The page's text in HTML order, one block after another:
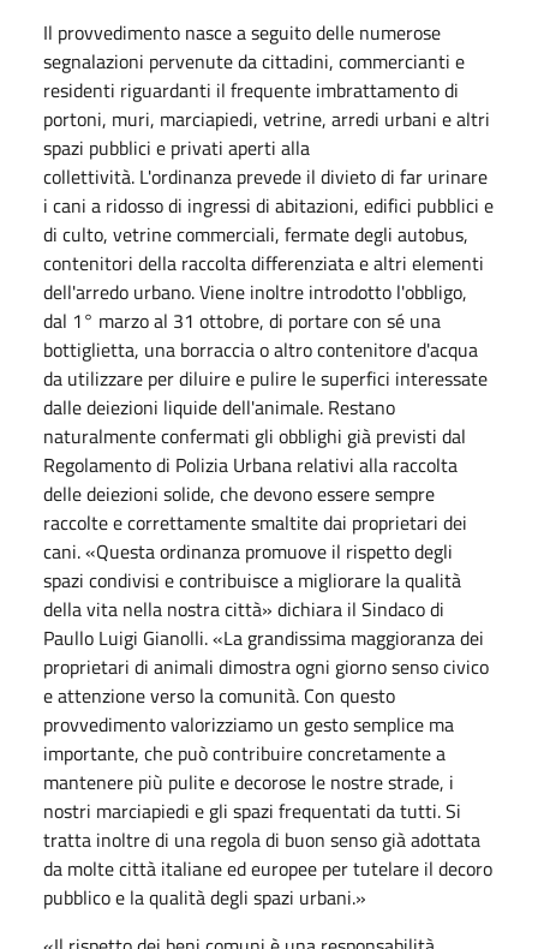
Il provvedimento nasce a seguito delle numerose
segnalazioni pervenute da cittadini, commercianti e
residenti riguardanti il frequente imbrattamento di
portoni, muri, marciapiedi, vetrine, arredi urbani e altri
spazi pubblici e privati aperti alla
collettività. L'ordinanza prevede il divieto di far urinare
i cani a ridosso di ingressi di abitazioni, edifici pubblici e
di culto, vetrine commerciali, fermate degli autobus,
contenitori della raccolta differenziata e altri elementi
dell'arredo urbano. Viene inoltre introdotto l'obbligo,
dal 1° marzo al 31 ottobre, di portare con sé una
bottiglietta, una borraccia o altro contenitore d'acqua
da utilizzare per diluire e pulire le superfici interessate
dalle deiezioni liquide dell'animale. Restano
naturalmente confermati gli obblighi già previsti dal
Regolamento di Polizia Urbana relativi alla raccolta
delle deiezioni solide, che devono essere sempre
raccolte e correttamente smaltite dai proprietari dei
cani. «Questa ordinanza promuove il rispetto degli
spazi condivisi e contribuisce a migliorare la qualità
della vita nella nostra città» dichiara il Sindaco di
Paullo Luigi Gianolli. «La grandissima maggioranza dei
proprietari di animali dimostra ogni giorno senso civico
e attenzione verso la comunità. Con questo
provvedimento valorizziamo un gesto semplice ma
importante, che può contribuire concretamente a
mantenere più pulite e decorose le nostre strade, i
nostri marciapiedi e gli spazi frequentati da tutti. Si
tratta inoltre di una regola di buon senso già adottata
da molte città italiane ed europee per tutelare il decoro
pubblico e la qualità degli spazi urbani.»